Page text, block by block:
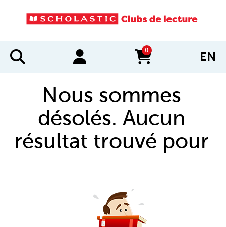
0
items in cart EN
Nous sommes
désolés. Aucun
résultat trouvé pour